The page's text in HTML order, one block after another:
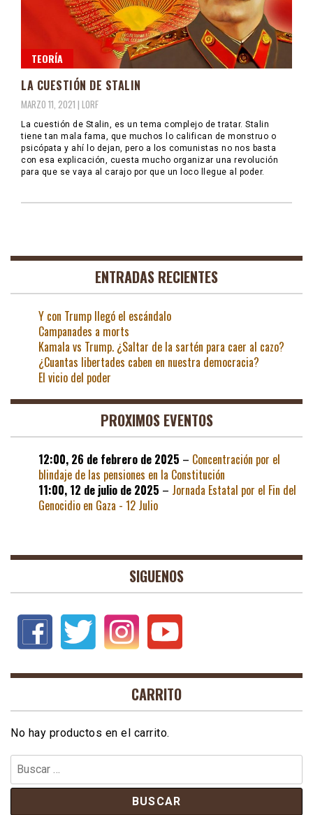
TEORÍA
LA CUESTIÓN DE STALIN
MARZO 11, 2021 | LORF
La cuestión de Stalin, es un tema complejo de tratar. Stalin
tiene tan mala fama, que muchos lo califican de monstruo o
psicópata y ahí lo dejan, pero a los comunistas no nos basta
con esa explicación, cuesta mucho organizar una revolución
para que se vaya al carajo por que un loco llegue al poder.
ENTRADAS RECIENTES
Y con Trump llegó el escándalo
Campanades a morts
Kamala vs Trump. ¿Saltar de la sartén para caer al cazo?
¿Cuantas libertades caben en nuestra democracia?
El vicio del poder
PROXIMOS EVENTOS
12:00, 26 de febrero de 2025 – Concentración por el
blindaje de las pensiones en la Constitución
11:00, 12 de julio de 2025 – Jornada Estatal por el Fin del
Genocidio en Gaza - 12 Julio
SIGUENOS
CARRITO
No hay productos en el carrito.
Buscar: